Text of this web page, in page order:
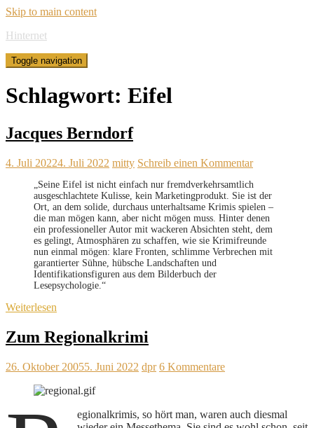
Skip to main content
Hinternet
Toggle navigation
Schlagwort: Eifel
Jacques Berndorf
4. Juli 20224. Juli 2022 mitty Schreib einen Kommentar
„Seine Eifel ist nicht einfach nur fremdverkehrsamtlich
ausgeschlachtete Kulisse, kein Marketingprodukt. Sie ist der
Ort, an dem solide, durchaus unterhaltsame Krimis spielen –
die man mögen kann, aber nicht mögen muss. Hinter denen
ein professioneller Autor mit wackeren Absichten steht, dem
es gelingt, Atmosphären zu schaffen, wie sie Krimifreunde
nun einmal mögen: klare Fronten, schlimme Verbrechen mit
garantierter Sühne, hübsche Landschaften und
Identifikationsfiguren aus dem Bilderbuch der
Lesepsychologie.“
Weiterlesen
Zum Regionalkrimi
26. Oktober 20055. Juni 2022 dpr 6 Kommentare
egionalkrimis, so hört man, waren auch diesmal